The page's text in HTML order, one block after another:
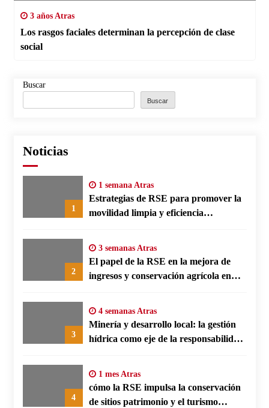
3 años Atras
Los rasgos faciales determinan la percepción de clase
social
Buscar
Buscar
Noticias
1
1 semana Atras
Estrategias de RSE para promover la
movilidad limpia y eficiencia
2
3 semanas Atras
El papel de la RSE en la mejora de
ingresos y conservación agrícola en
3
4 semanas Atras
Minería y desarrollo local: la gestión
hídrica como eje de la responsabilidad
4
1 mes Atras
cómo la RSE impulsa la conservación
de sitios patrimonio y el turismo